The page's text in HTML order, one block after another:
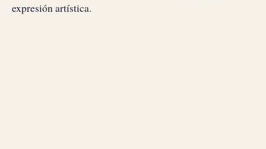
expresión artística.